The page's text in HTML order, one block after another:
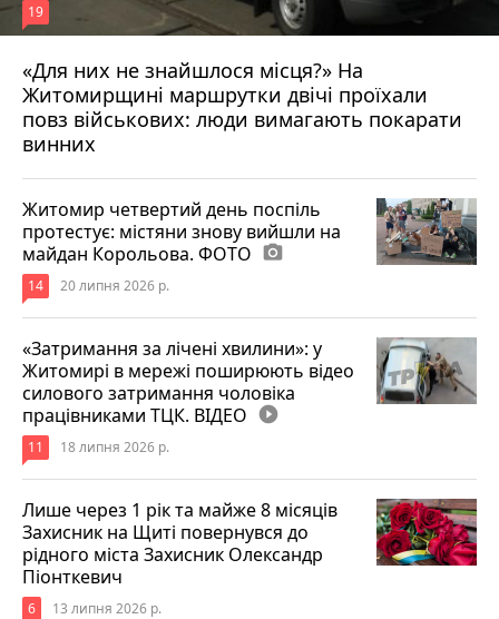
«Для них не знайшлося місця?» На
Житомирщині маршрутки двічі проїхали
повз військових: люди вимагають покарати
винних
19
17 липня 2026 р.
Житомир четвертий день поспіль
протестує: містяни знову вийшли на
майдан Корольова. ФОТО photo_camera
14 20 липня 2026 р.
«Затримання за лічені хвилини»: у
Житомирі в мережі поширюють відео
силового затримання чоловіка
працівниками ТЦК. ВІДЕО play_circle_filled
11 18 липня 2026 р.
Лише через 1 рік та майже 8 місяців
Захисник на Щиті повернувся до
рідного міста Захисник Олександр
Піонткевич
6 13 липня 2026 р.